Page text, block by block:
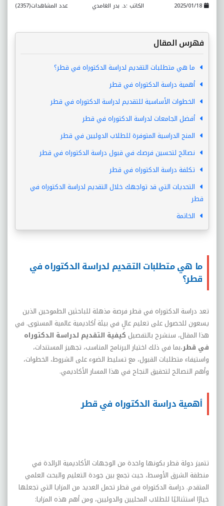
عدد المشاهدات(2357) الكاتب :د. بدر الغامدي
فهرس المقال
ما هي متطلبات التقديم لدراسة الدكتوراه في قطر؟
أهمية دراسة الدكتوراه في قطر
الخطوات الأساسية للتقديم لدراسة الدكتوراه في قطر
أفضل الجامعات لدراسة الدكتوراه في قطر
المنح الدراسية المتوفرة للطلاب الدوليين في قطر
نصائح لتحسين فرصك في قبول دراسة الدكتوراه في قطر
تكلفة دراسة الدكتوراه في قطر
التحديات التي قد تواجهك خلال التقديم لدراسة الدكتوراه في
قطر
الخاتمة
ما هي متطلبات التقديم لدراسة الدكتوراه في
قطر؟
تعد دراسة الدكتوراه في قطر فرصة مذهلة للباحثين الطموحين الذين
يسعون للحصول على تعليم عالٍ في بيئة أكاديمية عالمية المستوى. في
هذا المقال، سنشرح بالتفصيل كيفية التقديم لدراسة الدكتوراه
في قطر،بما في ذلك اختيار البرنامج المناسب، تجهيز المستندات،
واستيفاء متطلبات القبول، مع تسليط الضوء على الشروط، الخطوات،
وأهم النصائح لتحقيق النجاح في هذا المسار الأكاديمي.
أهمية دراسة الدكتوراه في قطر
تتميز دولة قطر بكونها واحدة من الوجهات الأكاديمية الرائدة في
منطقة الشرق الأوسط، حيث تجمع بين جودة التعليم والبحث العلمي
المتقدم. دراسة الدكتوراه في قطر تحمل العديد من المزايا التي تجعلها
خيارًا استثنائيًا للطلاب المحليين والدوليين، ومن أهم هذه المزايا: